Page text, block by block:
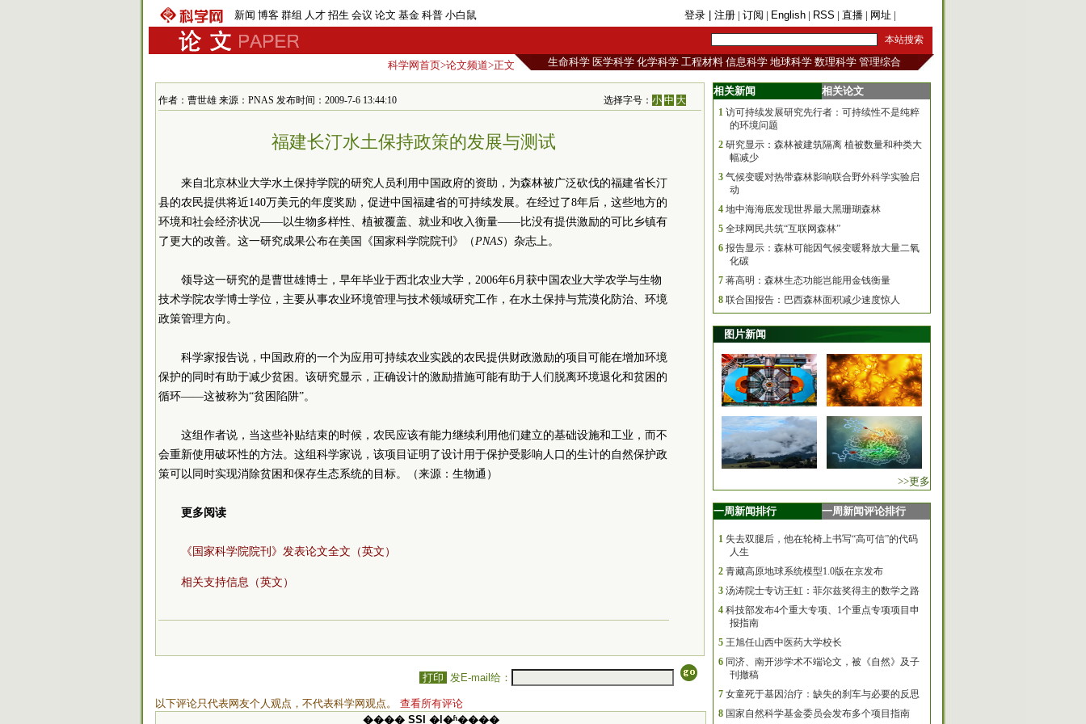
新闻 博客 群组 人才 招生 会议 论文 基金 科普 小白鼠 登录 | 注册 | 订阅 | English | RSS | 直播 | 网址 |
科学网首页>论文频道>正文 生命科学 医学科学 化学科学 工程材料 信息科学 地球科学 数理科学 管理综合
作者：曹世雄 来源：PNAS 发布时间：2009-7-6 13:44:10 选择字号：小 中 大
福建长汀水土保持政策的发展与测试
来自北京林业大学水土保持学院的研究人员利用中国政府的资助，为森林被广泛砍伐的福建省长汀
县的农民提供将近140万美元的年度奖励，促进中国福建省的可持续发展。在经过了8年后，这些地方的
环境和社会经济状况——以生物多样性、植被覆盖、就业和收入衡量——比没有提供激励的可比乡镇有
了更大的改善。这一研究成果公布在美国《国家科学院院刊》（PNAS）杂志上。
领导这一研究的是曹世雄博士，早年毕业于西北农业大学，2006年6月获中国农业大学农学与生物
技术学院农学博士学位，主要从事农业环境管理与技术领域研究工作，在水土保持与荒漠化防治、环境
政策管理方向。
科学家报告说，中国政府的一个为应用可持续农业实践的农民提供财政激励的项目可能在增加环境
保护的同时有助于减少贫困。该研究显示，正确设计的激励措施可能有助于人们脱离环境退化和贫困的
循环——这被称为“贫困陷阱”。
这组作者说，当这些补贴结束的时候，农民应该有能力继续利用他们建立的基础设施和工业，而不
会重新使用破坏性的方法。这组科学家说，该项目证明了设计用于保护受影响人口的生计的自然保护政
策可以同时实现消除贫困和保存生态系统的目标。（来源：生物通）
更多阅读
《国家科学院院刊》发表论文全文（英文）
相关支持信息（英文）
打印 发E-mail给：
以下评论只代表网友个人观点，不代表科学网观点。 查看所有评论
���� SSI �ļ�ʱ����
相关新闻 相关论文
1 访可持续发展研究先行者：可持续性不是纯粹
的环境问题
2 研究显示：森林被建筑隔离 植被数量和种类大
幅减少
3 气候变暖对热带森林影响联合野外科学实验启
动
4 地中海海底发现世界最大黑珊瑚森林
5 全球网民共筑“互联网森林”
6 报告显示：森林可能因气候变暖释放大量二氧
化碳
7 蒋高明：森林生态功能岂能用金钱衡量
8 联合国报告：巴西森林面积减少速度惊人
图片新闻
>>更多
一周新闻排行 一周新闻评论排行
1 失去双腿后，他在轮椅上书写“高可信”的代码
人生
2 青藏高原地球系统模型1.0版在京发布
3 汤涛院士专访王虹：菲尔兹奖得主的数学之路
4 科技部发布4个重大专项、1个重点专项项目申
报指南
5 王旭任山西中医药大学校长
6 同济、南开涉学术不端论文，被《自然》及子
刊撤稿
7 女童死于基因治疗：缺失的刹车与必要的反思
8 国家自然科学基金委员会发布多个项目指南